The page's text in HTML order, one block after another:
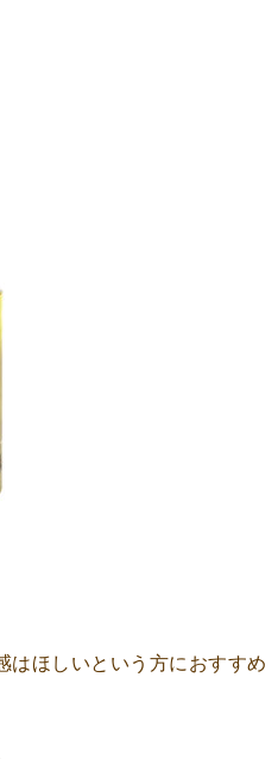
はほしいという方におすすめ